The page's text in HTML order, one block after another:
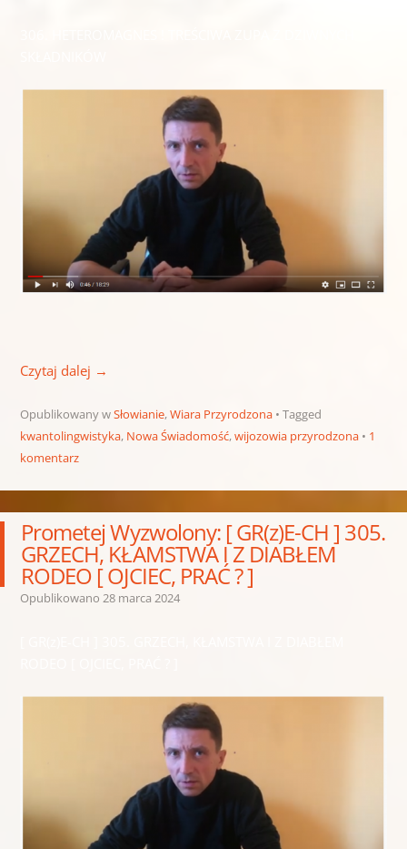
Czytaj dalej →
Opublikowany wSłowianie,Wiara Przyrodzona
Tagged
kwantolingwistyka, Nowa Świadomość,wijozowia przyrodzona
1
komentarz
Prometej Wyzwolony: [ GR(z)E-CH ] 305.
GRZECH, KŁAMSTWA I Z DIABŁEM
RODEO [ OJCIEC, PRAĆ ? ]
Opublikowano 28 marca 2024